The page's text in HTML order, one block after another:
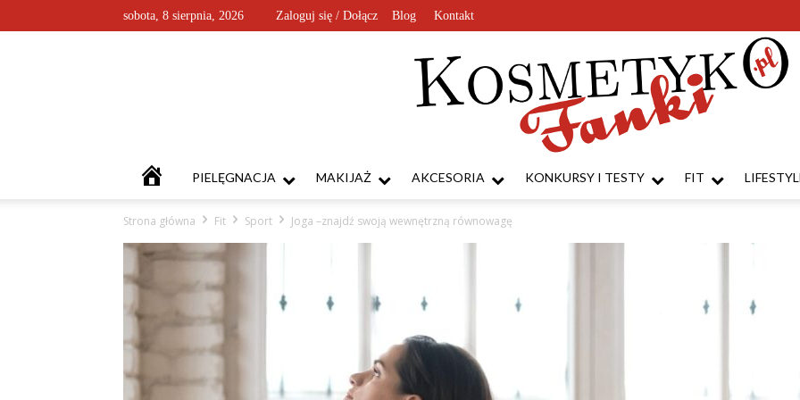
sobota, 8 sierpnia, 2026 Zaloguj się / Dołącz Blog Kontakt
KOSMETYKOFANKI
PIELĘGNACJA MAKIJAŻ AKCESORIA KONKURSY I TESTY FIT
Strona główna Fit Sport Joga –znajdź swoją wewnętrzną równowagę